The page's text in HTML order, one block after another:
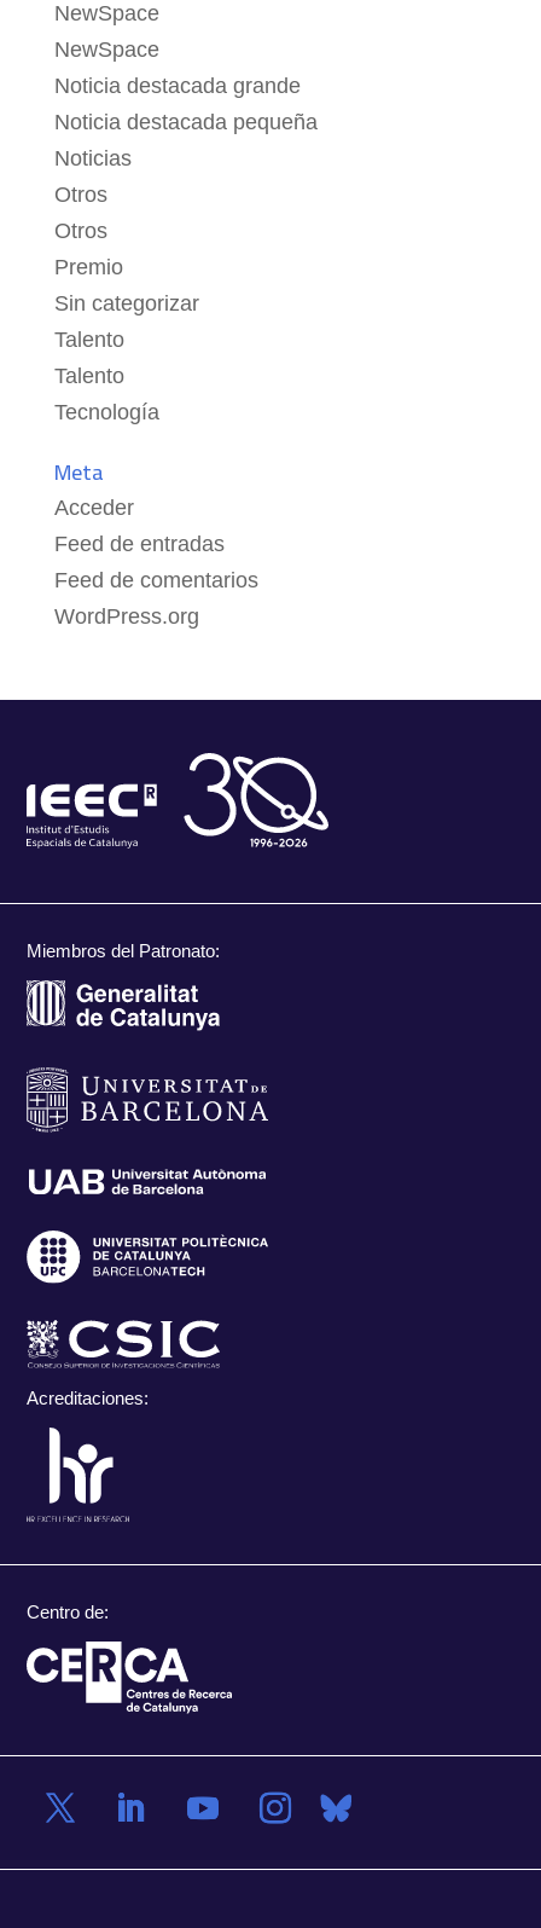
NewSpace
NewSpace
Noticia destacada grande
Noticia destacada pequeña
Noticias
Otros
Otros
Premio
Sin categorizar
Talento
Talento
Tecnología
Meta
Acceder
Feed de entradas
Feed de comentarios
WordPress.org
Miembros del Patronato:
Acreditaciones:
Centro de: